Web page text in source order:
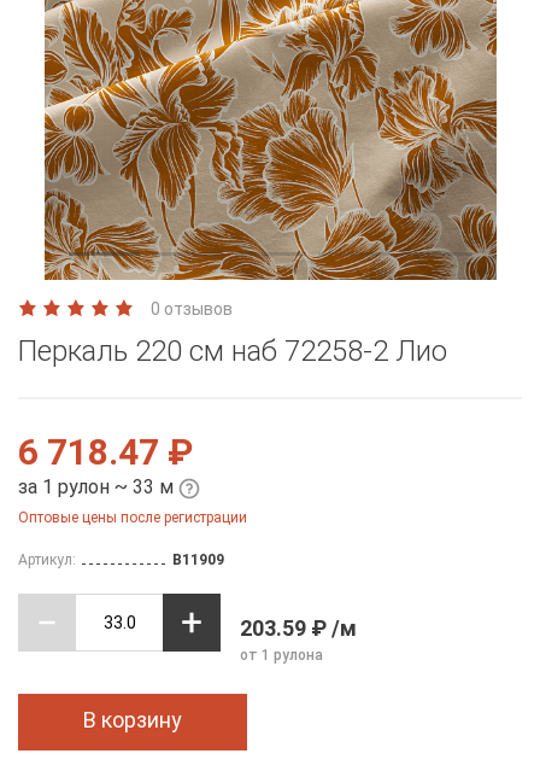
0 отзывов
Перкаль 220 см наб 72258-2 Лио
6 718.47 ₽
за 1 рулон ~ 33 м
Оптовые цены после регистрации
Артикул: B11909
203.59 ₽ /м
от 1 рулона
В корзину